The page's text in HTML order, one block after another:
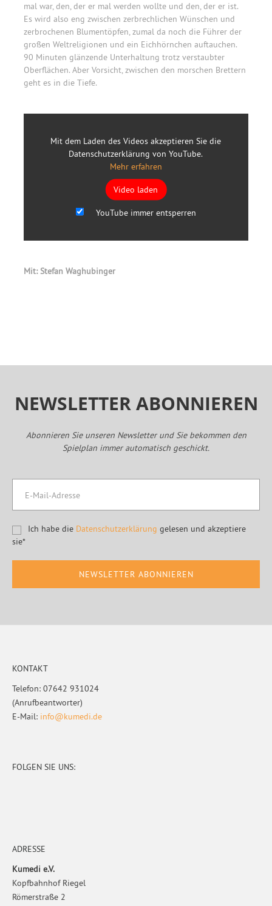
mal war, den, der er mal werden wollte und den, der er ist.
Es wird also eng zwischen zerbrechlichen Wünschen und
zerbrochenen Blumentöpfen, zumal da noch die Führer der
großen Weltreligionen und ein Eichhörnchen auftauchen.
90 Minuten glänzende Unterhaltung trotz verstaubter
Oberflächen. Aber Vorsicht, zwischen den morschen Brettern
geht es in die Tiefe.
Mit dem Laden des Videos akzeptieren Sie die
Datenschutzerklärung von YouTube.
Mehr erfahren
Video laden
YouTube immer entsperren
Mit: Stefan Waghubinger
NEWSLETTER ABONNIEREN
Abonnieren Sie unseren Newsletter und Sie bekommen den
Spielplan immer automatisch geschickt.
Ich habe die Datenschutzerklärung gelesen und akzeptiere
sie*
KONTAKT
Telefon: 07642 931024
(Anrufbeantworter)
E-Mail: info@kumedi.de
FOLGEN SIE UNS:
ADRESSE
Kumedi e.V.
Kopfbahnhof Riegel
Römerstraße 2